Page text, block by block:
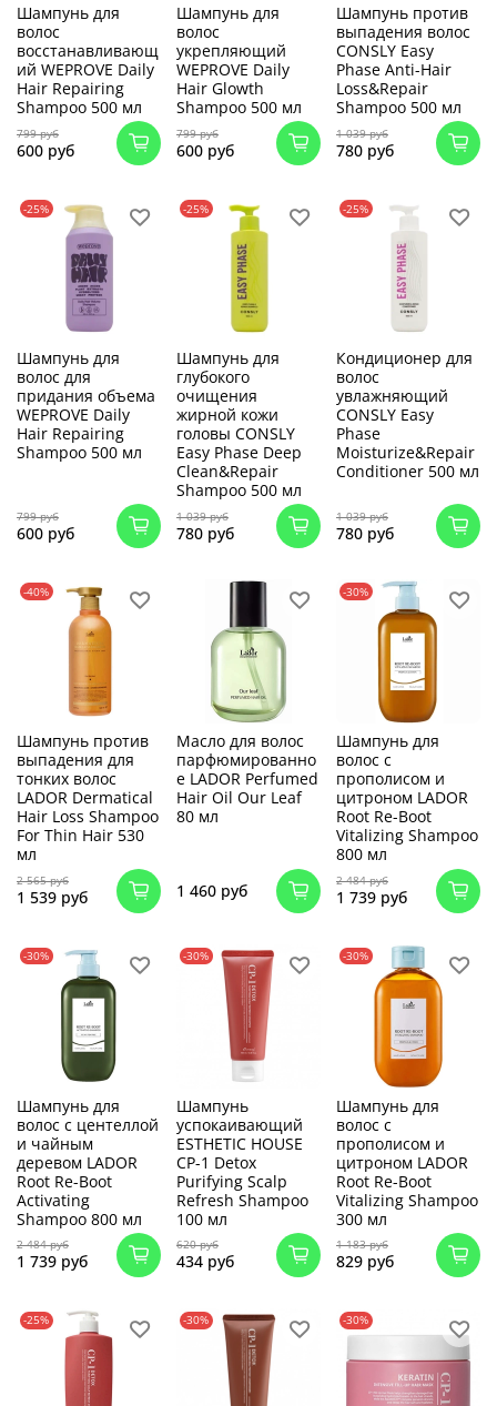
Шампунь для
волос
восстанавливающ
ий WEPROVE Daily
Hair Repairing
Shampoo 500 мл
799 руб
600 руб
Шампунь для
волос
укрепляющий
WEPROVE Daily
Hair Glowth
Shampoo 500 мл
799 руб
600 руб
Шампунь против
выпадения волос
CONSLY Easy
Phase Anti-Hair
Loss&Repair
Shampoo 500 мл
1 039 руб
780 руб
-25%
Шампунь для
волос для
придания объема
WEPROVE Daily
Hair Repairing
Shampoo 500 мл
799 руб
600 руб
-25%
Шампунь для
глубокого
очищения
жирной кожи
головы CONSLY
Easy Phase Deep
Clean&Repair
Shampoo 500 мл
1 039 руб
780 руб
-25%
Кондиционер для
волос
увлажняющий
CONSLY Easy
Phase
Moisturize&Repair
Conditioner 500 мл
1 039 руб
780 руб
-40%
Шампунь против
выпадения для
тонких волос
LADOR Dermatical
Hair Loss Shampoo
For Thin Hair 530
мл
2 565 руб
1 539 руб
Масло для волос
парфюмированно
е LADOR Perfumed
Hair Oil Our Leaf
80 мл
1 460 руб
-30%
Шампунь для
волос с
прополисом и
цитроном LADOR
Root Re-Boot
Vitalizing Shampoo
800 мл
2 484 руб
1 739 руб
-30%
Шампунь для
волос с центеллой
и чайным
деревом LADOR
Root Re-Boot
Activating
Shampoo 800 мл
2 484 руб
1 739 руб
-30%
Шампунь
успокаивающий
ESTHETIC HOUSE
CP-1 Detox
Purifying Scalp
Refresh Shampoo
100 мл
620 руб
434 руб
-30%
Шампунь для
волос с
прополисом и
цитроном LADOR
Root Re-Boot
Vitalizing Shampoo
300 мл
1 183 руб
829 руб
-25% -30% -30%